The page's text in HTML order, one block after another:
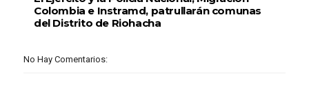
Colombia e Instramd, patrullarán comunas
del Distrito de Riohacha
No Hay Comentarios: